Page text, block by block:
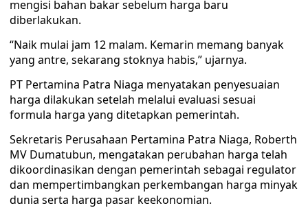
mengisi bahan bakar sebelum harga baru
diberlakukan.
“Naik mulai jam 12 malam. Kemarin memang banyak
yang antre, sekarang stoknya habis,” ujarnya.
PT Pertamina Patra Niaga menyatakan penyesuaian
harga dilakukan setelah melalui evaluasi sesuai
formula harga yang ditetapkan pemerintah.
Sekretaris Perusahaan Pertamina Patra Niaga, Roberth
MV Dumatubun, mengatakan perubahan harga telah
dikoordinasikan dengan pemerintah sebagai regulator
dan mempertimbangkan perkembangan harga minyak
dunia serta harga pasar keekonomian.